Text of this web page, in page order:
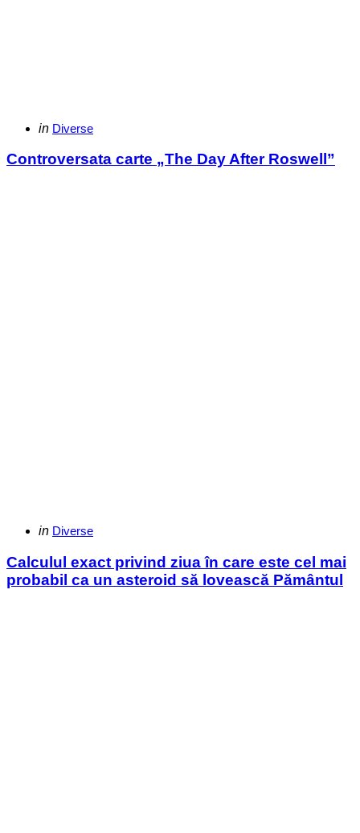
Categories
Posted
in Diverse
Controversata carte „The Day After Roswell”
Categories
Posted
in Diverse
Calculul exact privind ziua în care este cel mai
probabil ca un asteroid să lovească Pământul